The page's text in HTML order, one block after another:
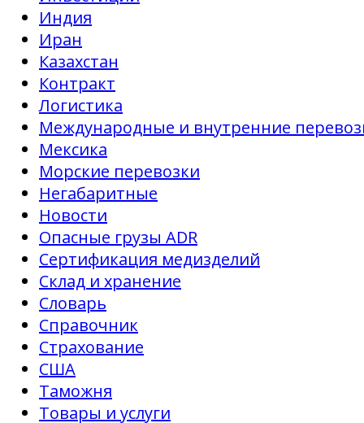
Индия
Иран
Казахстан
Контракт
Логистика
Международные и внутренние
Мексика
Морские перевозки
Негабаритные
Новости
Опасные грузы ADR
Сертификация медизделий
Склад и хранение
Словарь
Справочник
Страхование
США
Таможня
Товары и услуги